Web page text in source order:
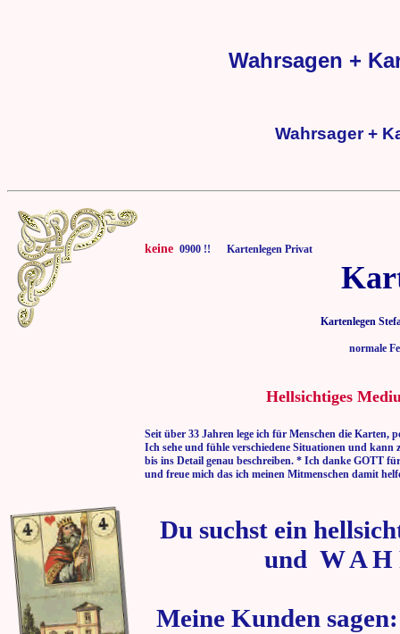
Wahrsagen +
Wahrsager +
keine 0900 !! Kartenlegen Privat
Kartenlegen
normale
Hellsichtiges
Seit über 33 Jahren lege ich für Menschen die Karten,
Ich sehe und fühle verschiedene Situationen und kann
bis ins Detail genau beschreiben. * Ich danke GOTT
und freue mich das ich meinen Mitmenschen damit
Du suchst ein
und W A H
Meine Kunden